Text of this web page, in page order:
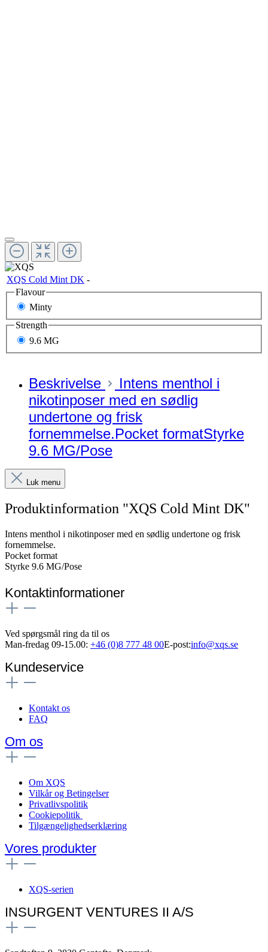
XQS Cold Mint DK -
Vælg
Flavour
Minty
Vælg
Strength
9.6 MG
Beskrivelse
Intens menthol i
nikotinposer med en sødlig
undertone og frisk
fornemmelse.Pocket formatStyrke
9.6 MG/Pose
Luk menu
Produktinformation "XQS Cold Mint DK"
Intens menthol i nikotinposer med en sødlig undertone og frisk
fornemmelse.
Pocket format
Styrke 9.6 MG/Pose
Kontaktinformationer
Ved spørgsmål ring da til os
Man-fredag 09-15.00: +46 (0)8 777 48 00E-post:info@xqs.se
Kundeservice
Kontakt os
FAQ
Om os
Om XQS
Vilkår og Betingelser
Privatlivspolitik
Cookiepolitik
Tilgængelighedserklæring
Vores produkter
XQS-serien
INSURGENT VENTURES II A/S